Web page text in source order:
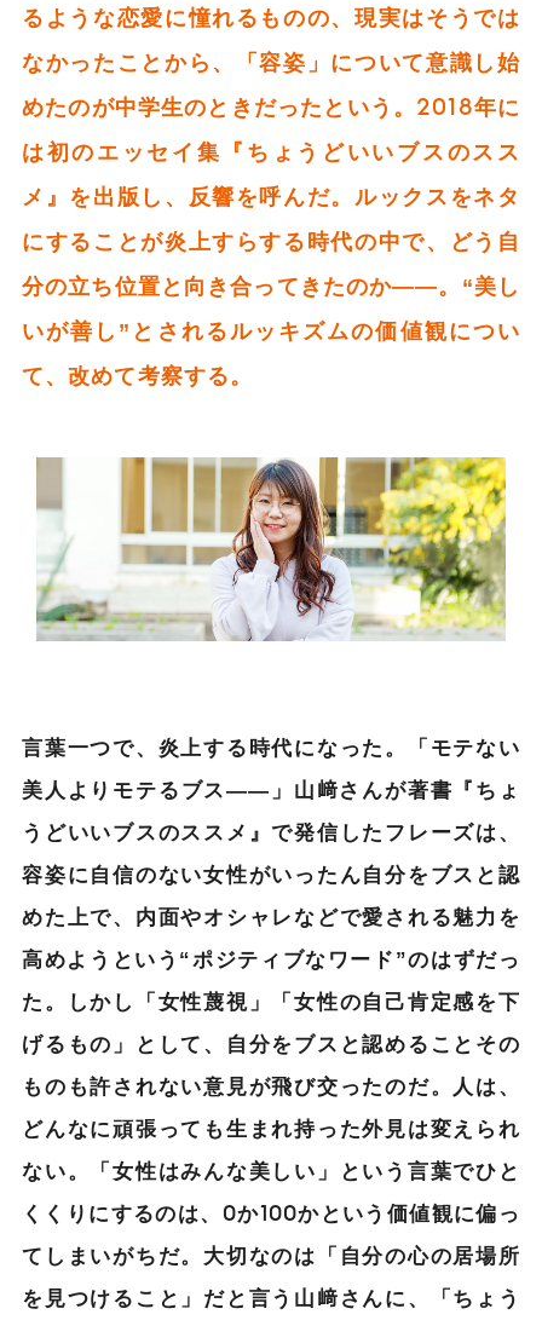
るような恋愛に憧れるものの、現実はそうでは
なかったことから、「容姿」について意識し始
めたのが中学生のときだったという。2018年に
は初のエッセイ集『ちょうどいいブスのスス
メ』を出版し、反響を呼んだ。ルックスをネタ
にすることが炎上すらする時代の中で、どう自
分の立ち位置と向き合ってきたのか――。“美し
いが善し”とされるルッキズムの価値観につい
て、改めて考察する。
言葉一つで、炎上する時代になった。「モテない
美人よりモテるブス――」山﨑さんが著書『ちょ
うどいいブスのススメ』で発信したフレーズは、
容姿に自信のない女性がいったん自分をブスと認
めた上で、内面やオシャレなどで愛される魅力を
高めようという“ポジティブなワード”のはずだっ
た。しかし「女性蔑視」「女性の自己肯定感を下
げるもの」として、自分をブスと認めることその
ものも許されない意見が飛び交ったのだ。人は、
どんなに頑張っても生まれ持った外見は変えられ
ない。「女性はみんな美しい」という言葉でひと
くくりにするのは、0か100かという価値観に偏っ
てしまいがちだ。大切なのは「自分の心の居場所
を見つけること」だと言う山﨑さんに、「ちょう